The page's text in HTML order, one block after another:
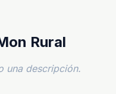
Rural
una descripción.